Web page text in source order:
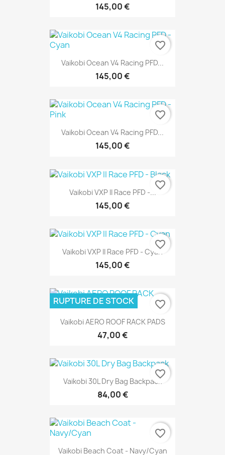
145,00 €
Vaikobi Ocean V4 Racing PFD...
145,00 €
favorite_border
Vaikobi Ocean V4 Racing PFD...
145,00 €
favorite_border
Vaikobi VXP II Race PFD -...
145,00 €
favorite_border
Vaikobi VXP II Race PFD - Cyan
145,00 €
favorite_border
Vaikobi AERO ROOF RACK PADS
47,00 €
RUPTURE DE STOCK favorite_border
Vaikobi 30L Dry Bag Backpack
84,00 €
favorite_border
Vaikobi Beach Coat - Navy/Cyan
favorite_border